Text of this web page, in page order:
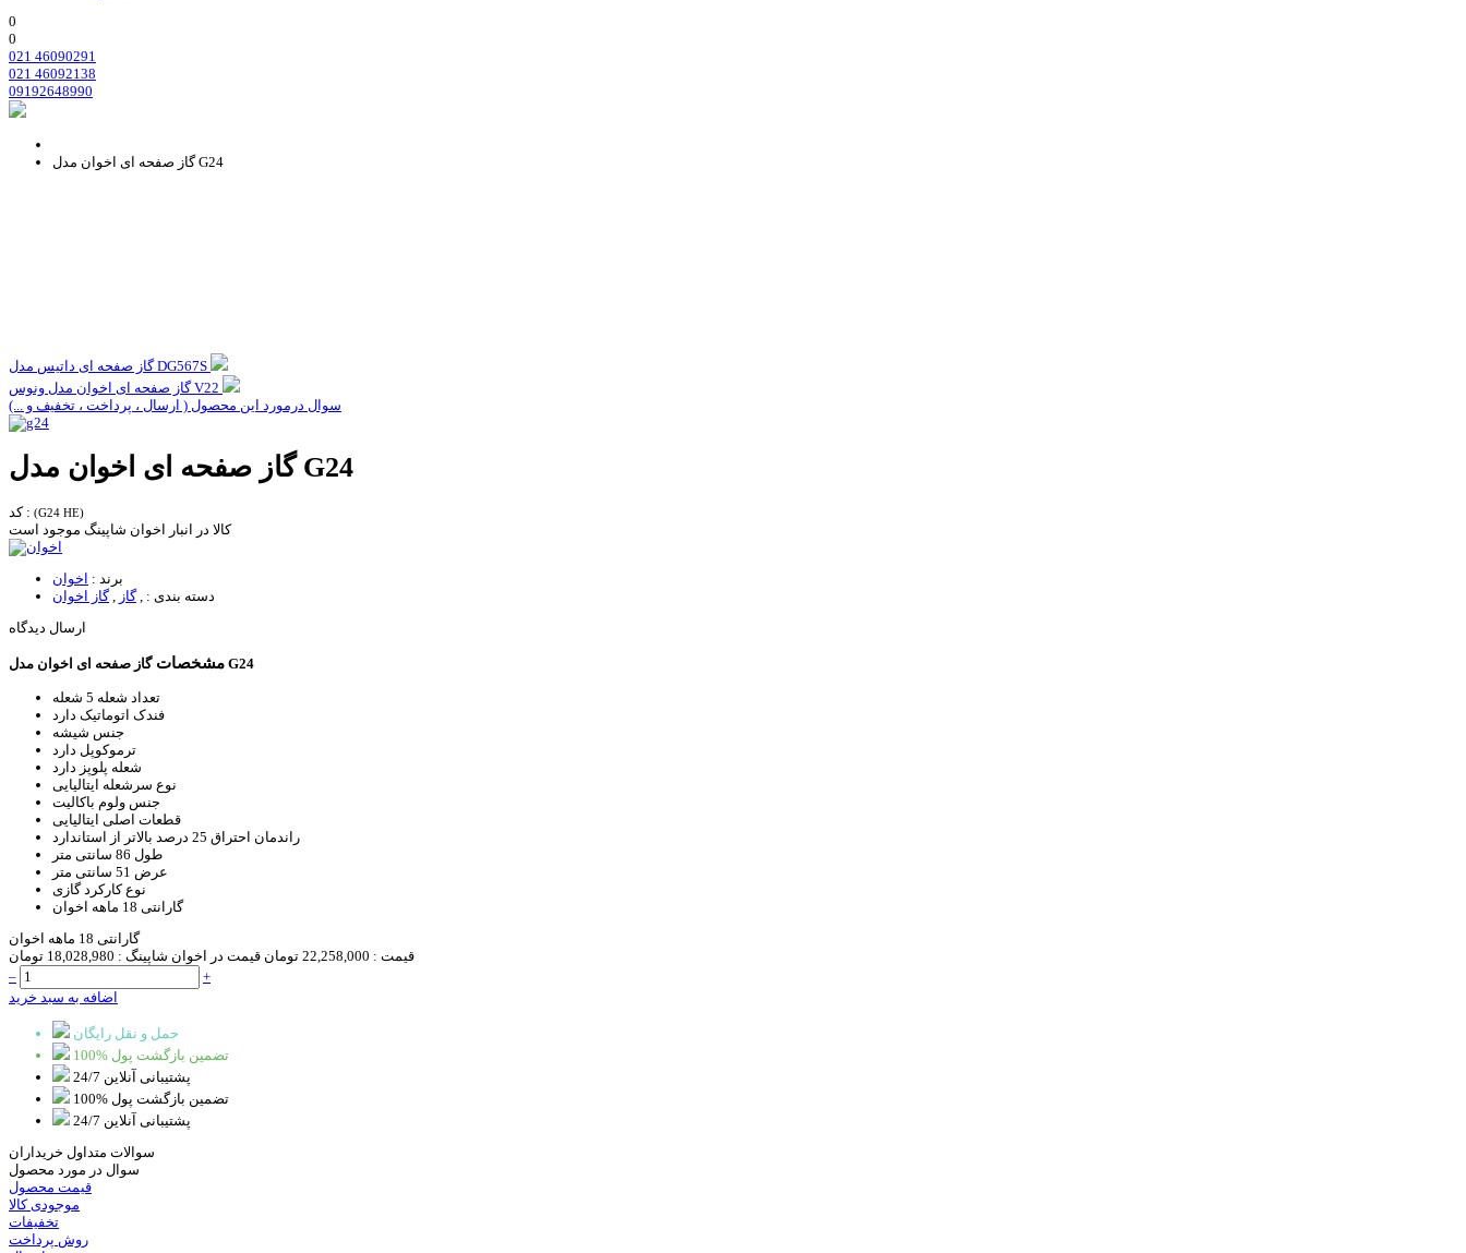
0
0
021 46090291
021 46092138
09192648990
گاز صفحه ای اخوان مدل G24
گاز صفحه ای داتیس مدل DG567S
گاز صفحه ای اخوان مدل ونوس V22
سوال درمورد این محصول ( ارسال ، پرداخت ، تخفیف و ...)
گاز صفحه ای اخوان مدل G24
کد : (G24 HE)
کالا در انبار اخوان شاپینگ موجود است
برند : اخوان
دسته بندی : ,گاز ,گاز اخوان
ارسال دیدگاه
مشخصات گاز صفحه ای اخوان مدل G24
تعداد شعله 5 شعله
فندک اتوماتیک دارد
جنس شیشه
ترموکوپل دارد
شعله پلوپز دارد
نوع سرشعله ایتالیایی
جنس ولوم باکالیت
قطعات اصلی ایتالیایی
راندمان احتراق 25 درصد بالاتر از استاندارد
طول 86 سانتی متر
عرض 51 سانتی متر
نوع کارکردگازی
گارانتی 18 ماهه اخوان
گارانتی 18 ماهه اخوان
قیمت : 22,258,000 تومان قیمت در اخوان شاپینگ : 18,028,980 تومان
–
+
اضافه به سبد خرید
حمل و نقل رایگان
100% تضمین بازگشت پول
پشتیبانی آنلاین 24/7
100% تضمین بازگشت پول
پشتیبانی آنلاین 24/7
سوالات متداول خریداران
سوال در مورد محصول
قیمت محصول
موجودی کالا
تخفیفات
روش پرداخت